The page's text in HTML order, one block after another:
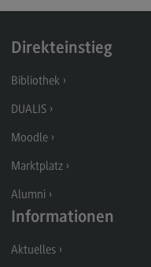
Intelligence
Rahmenbedingungen
Modulangebot
Direkteinstieg
Bibliothek
DUALIS
Moodle
Marktplatz
Alumni
Informationen
Aktuelles